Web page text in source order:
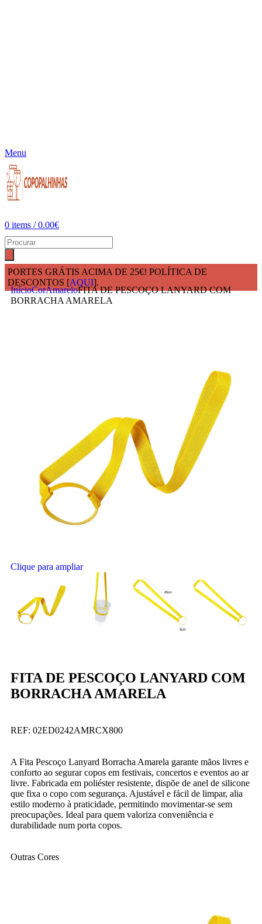
Menu
0 items / 0.00€
PORTES GRÁTIS ACIMA DE 25€! POLÍTICA DE
DESCONTOS [AQUI].
InícioCorAmareloFITA DE PESCOÇO LANYARD COM
BORRACHA AMARELA
Clique para ampliar
FITA DE PESCOÇO LANYARD COM
BORRACHA AMARELA
REF: 02ED0242AMRCX800
A Fita Pescoço Lanyard Borracha Amarela garante mãos livres e
conforto ao segurar copos em festivais, concertos e eventos ao ar
livre. Fabricada em poliéster resistente, dispõe de anel de silicone
que fixa o copo com segurança. Ajustável e fácil de limpar, alia
estilo moderno à praticidade, permitindo movimentar-se sem
preocupações. Ideal para quem valoriza conveniência e
durabilidade num porta copos.
Outras Cores